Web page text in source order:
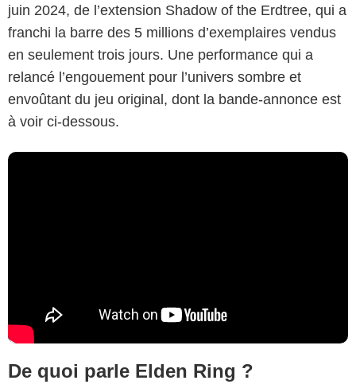
juin 2024, de l’extension Shadow of the Erdtree, qui a
franchi la barre des 5 millions d’exemplaires vendus
en seulement trois jours. Une performance qui a
relancé l’engouement pour l’univers sombre et
envoûtant du jeu original, dont la bande-annonce est
à voir ci-dessous.
De quoi parle Elden Ring ?